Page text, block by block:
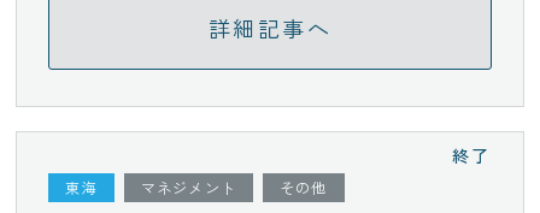
詳細記事へ
東海 マネジメント その他
終了